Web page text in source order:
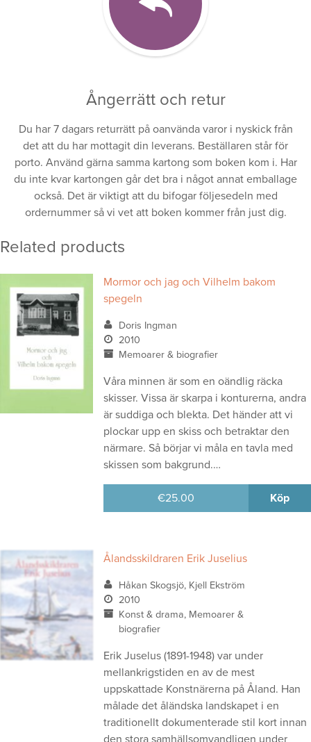
Ångerrätt och retur
Du har 7 dagars returrätt på oanvända varor i nyskick från
det att du har mottagit din leverans. Beställaren står för
porto. Använd gärna samma kartong som boken kom i. Har
du inte kvar kartongen går det bra i något annat emballage
också. Det är viktigt att du bifogar följesedeln med
ordernummer så vi vet att boken kommer från just dig.
Related products
Mormor och jag och Vilhelm bakom
spegeln
Doris Ingman
2010
Memoarer & biografier
Våra minnen är som en oändlig räcka
skisser. Vissa är skarpa i konturerna, andra
är suddiga och blekta. Det händer att vi
plockar upp en skiss och betraktar den
närmare. Så börjar vi måla en tavla med
skissen som bakgrund.…
€25.00 Köp
Ålandsskildraren Erik Juselius
Håkan Skogsjö, Kjell Ekström
2010
Konst & drama, Memoarer &
biografier
Erik Juselus (1891-1948) var under
mellankrigstiden en av de mest
uppskattade Konstnärerna på Åland. Han
målade det åländska landskapet i en
traditionellt dokumenterade stil kort innan
den stora samhällsomvandligen under